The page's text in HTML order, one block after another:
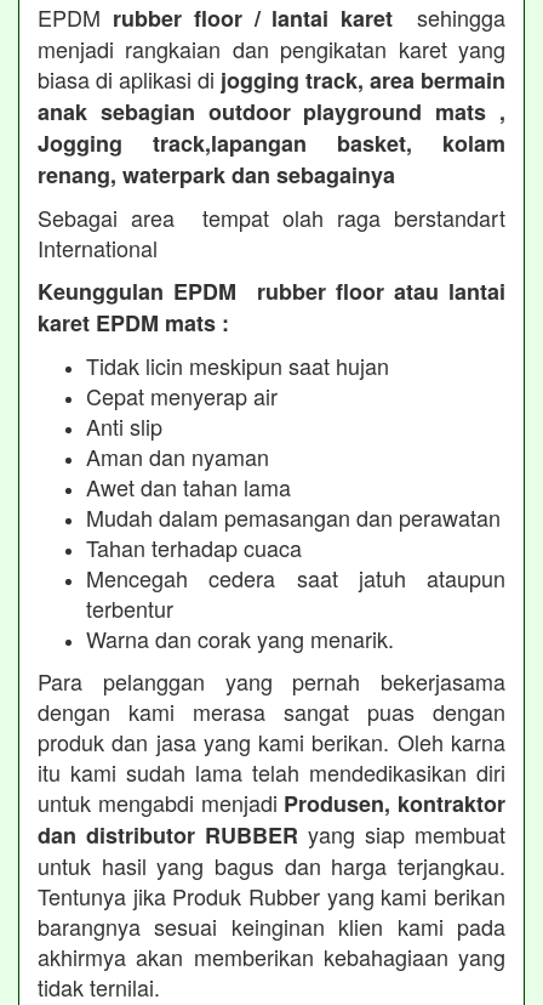
EPDM rubber floor / lantai karet sehingga
menjadi rangkaian dan pengikatan karet yang
biasa di aplikasi di jogging track, area bermain
anak sebagian outdoor playground mats ,
Jogging track,lapangan basket, kolam
renang, waterpark dan sebagainya
Sebagai area tempat olah raga berstandart
International
Keunggulan EPDM rubber floor atau lantai
karet EPDM mats :
Tidak licin meskipun saat hujan
Cepat menyerap air
Anti slip
Aman dan nyaman
Awet dan tahan lama
Mudah dalam pemasangan dan perawatan
Tahan terhadap cuaca
Mencegah cedera saat jatuh ataupun
terbentur
Warna dan corak yang menarik.
Para pelanggan yang pernah bekerjasama
dengan kami merasa sangat puas dengan
produk dan jasa yang kami berikan. Oleh karna
itu kami sudah lama telah mendedikasikan diri
untuk mengabdi menjadi Produsen, kontraktor
dan distributor RUBBER yang siap membuat
untuk hasil yang bagus dan harga terjangkau.
Tentunya jika Produk Rubber yang kami berikan
barangnya sesuai keinginan klien kami pada
akhirmya akan memberikan kebahagiaan yang
tidak ternilai.